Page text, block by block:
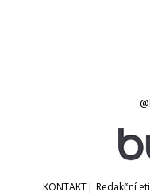
KONTAKT| Redakční